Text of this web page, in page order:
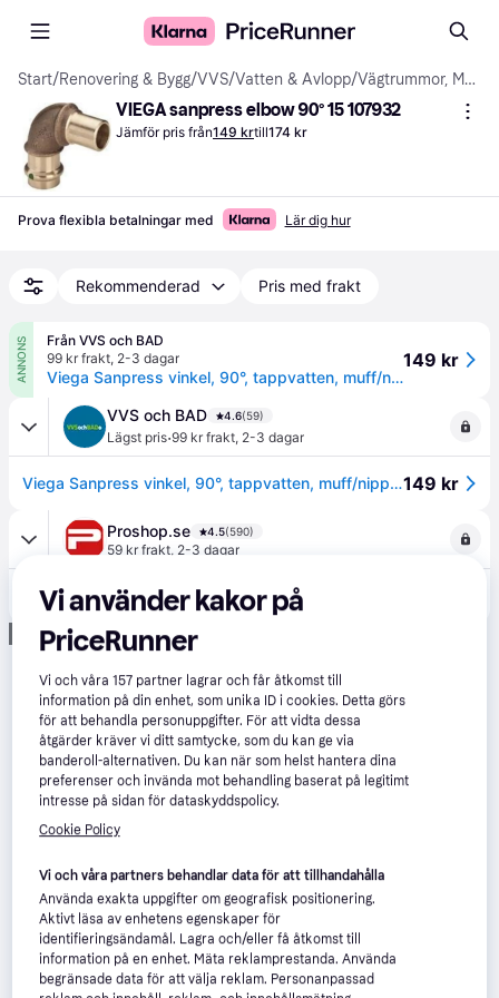
Start/Renovering & Bygg/VVS/Vatten & Avlopp/ Vägtrummor, Mark- & Dräneringsrör
VIEGA sanpress elbow 90° 15 107932
Jämför pris från149 krtill174 kr
Prova flexibla betalningar med Lär dig hur
Rekommenderad Pris med frakt
ANNONS
Från VVS och BAD
99 kr frakt, 2-3 dagar
Viega Sanpress vinkel, 90°, tappvatten, muff/nippel, 15 mm
149 kr
VVS och BAD 4.6(59)
Lägst pris·99 kr frakt, 2-3 dagar
Viega Sanpress vinkel, 90°, tappvatten, muff/nippel, 15 mm149 kr
Proshop.se 4.5(590)
59 kr frakt, 2-3 dagar
Annons
Vi använder kakor på
PriceRunner
Vi och våra157 partner lagrar och får åtkomst till
information på din enhet, som unika ID i cookies. Detta görs
för att behandla personuppgifter. För att vidta dessa
åtgärder kräver vi ditt samtycke, som du kan ge via
banderoll-alternativen. Du kan när som helst hantera dina
preferenser och invända mot behandling baserat på legitimt
intresse på sidan för dataskyddspolicy.
Cookie Policy
Vi och våra partners behandlar data för att tillhandahålla
Använda exakta uppgifter om geografisk positionering.
Aktivt läsa av enhetens egenskaper för
identifieringsändamål. Lagra och/eller få åtkomst till
information på en enhet. Mäta reklamprestanda. Använda
begränsade data för att välja reklam. Personanpassad